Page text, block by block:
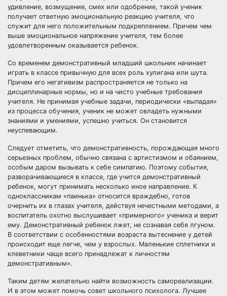
удивление, возмущение, смех или одобрение, такой ученик
получает ответную эмоциональную реакцию учителя, что
служит для него положительным подкреплением. Причем чем
выше эмоциональное напряжение учителя, тем более
удовлетворенным оказывается ребенок.
Со временем демонстративный младший школьник начинает
играть в классе привычную для всех роль хулигана или шута.
Причем его негативизм распространяется не только на
дисциплинарные нормы, но и на чисто учебные требования
учителя. Не принимая учебные задачи, периодически «выпадая»
из процесса обучения, ученик не может овладеть нужными
знаниями и умениями, успешно учиться. Он становится
неуспевающим.
Следует отметить, что демонстративность, порождающая много
серьезных проблем, обычно связана с артистизмом и обаянием,
особым даром вызывать к себе симпатию. Поэтому события,
разворачивающиеся в классе, где учится демонстративный
ребенок, могут принимать несколько иное направление. К
одноклассникам «паинька» относится враждебно, готов
очернить их в глазах учителя, действуя нечестными методами, а
воспитатель охотно выслушивает «примерного» ученика и верит
ему. Демонстративный ребенок лжет, не сознавая себя лгуном.
В соответствии с особенностями возраста вытеснение у детей
происходит еще легче, чем у взрослых. Маленькие сплетники и
клеветники чаще всего принадлежат к личностям
демонстративным».
Таким детям желательно найти возможность самореализации.
И в этом может помочь совет школьного психолога. Лучшее